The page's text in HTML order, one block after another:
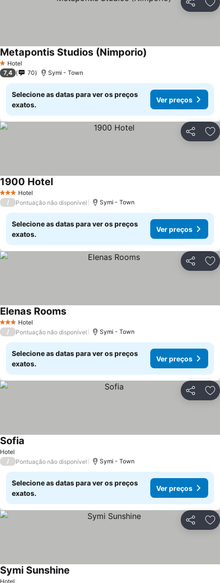
Partilhar
1 Estrelas
Hotel
Metapontis Studios (Nimporio)
7,4 70 Symi - Town
Selecione as datas para ver os preços
exatos.
Ver preços
Partilhar
3 EstrelasHotel
1900 Hotel
/ Pontuação não disponível Symi - Town
Selecione as datas para ver os preços
exatos.
Ver preços
Partilhar
3 EstrelasHotel
Elenas Rooms
/ Pontuação não disponível Symi - Town
Selecione as datas para ver os preços
exatos.
Ver preços
Partilhar
Hotel
Sofia
/ Pontuação não disponível Symi - Town
Selecione as datas para ver os preços
exatos.
Ver preços
Partilhar
Hotel
Symi Sunshine